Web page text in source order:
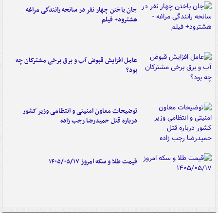
جان باختن چهار نفر در سانحه رانندگی مراغه -
هشترود+ فیلم
عامل افزایش قبوض آب و برق برخی مشترکان چه
بود؟
توضیحات معاون امنیتی و انتظامی وزیر کشور
درباره قتل حمیدرضا رجب زاده
قیمت طلا و سکه امروز ۱۴۰۵/۰۵/۱۷